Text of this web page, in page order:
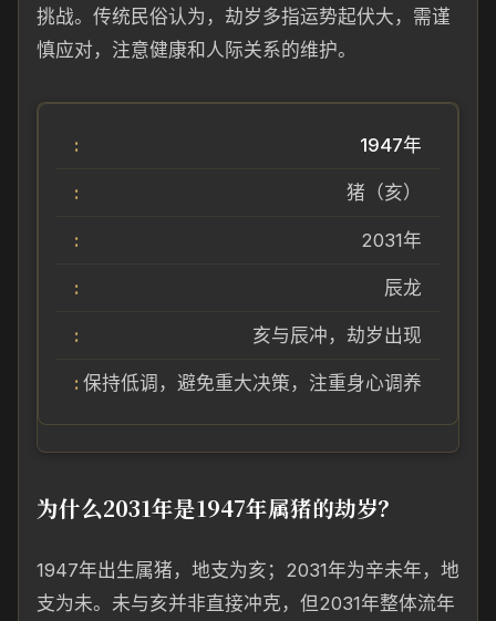
挑战。传统民俗认为，劫岁多指运势起伏大，需谨
慎应对，注意健康和人际关系的维护。
1947年
猪（亥）
2031年
辰龙
亥与辰冲，劫岁出现
保持低调，避免重大决策，注重身心调养
为什么2031年是1947年属猪的劫岁？
1947年出生属猪，地支为亥；2031年为辛未年，地
支为未。未与亥并非直接冲克，但2031年整体流年